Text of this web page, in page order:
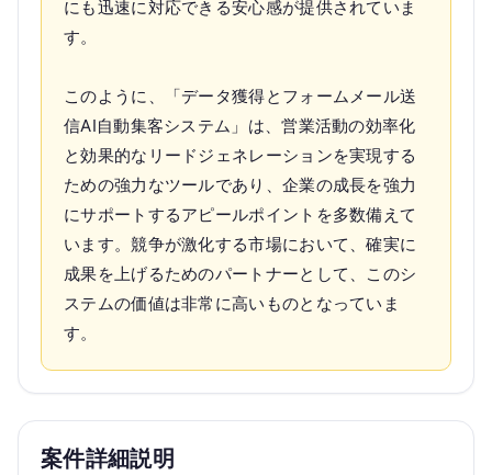
にも迅速に対応できる安心感が提供されていま
す。
このように、「データ獲得とフォームメール送
信AI自動集客システム」は、営業活動の効率化
と効果的なリードジェネレーションを実現する
ための強力なツールであり、企業の成長を強力
にサポートするアピールポイントを多数備えて
います。競争が激化する市場において、確実に
成果を上げるためのパートナーとして、このシ
ステムの価値は非常に高いものとなっていま
す。
案件詳細説明